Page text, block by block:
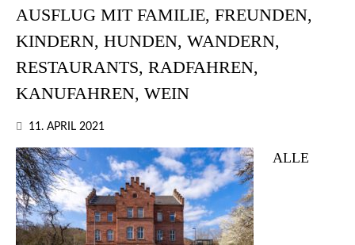
AUSFLUG MIT FAMILIE, FREUNDEN,
KINDERN, HUNDEN, WANDERN,
RESTAURANTS, RADFAHREN,
KANUFAHREN, WEIN
11. APRIL 2021
ALLE